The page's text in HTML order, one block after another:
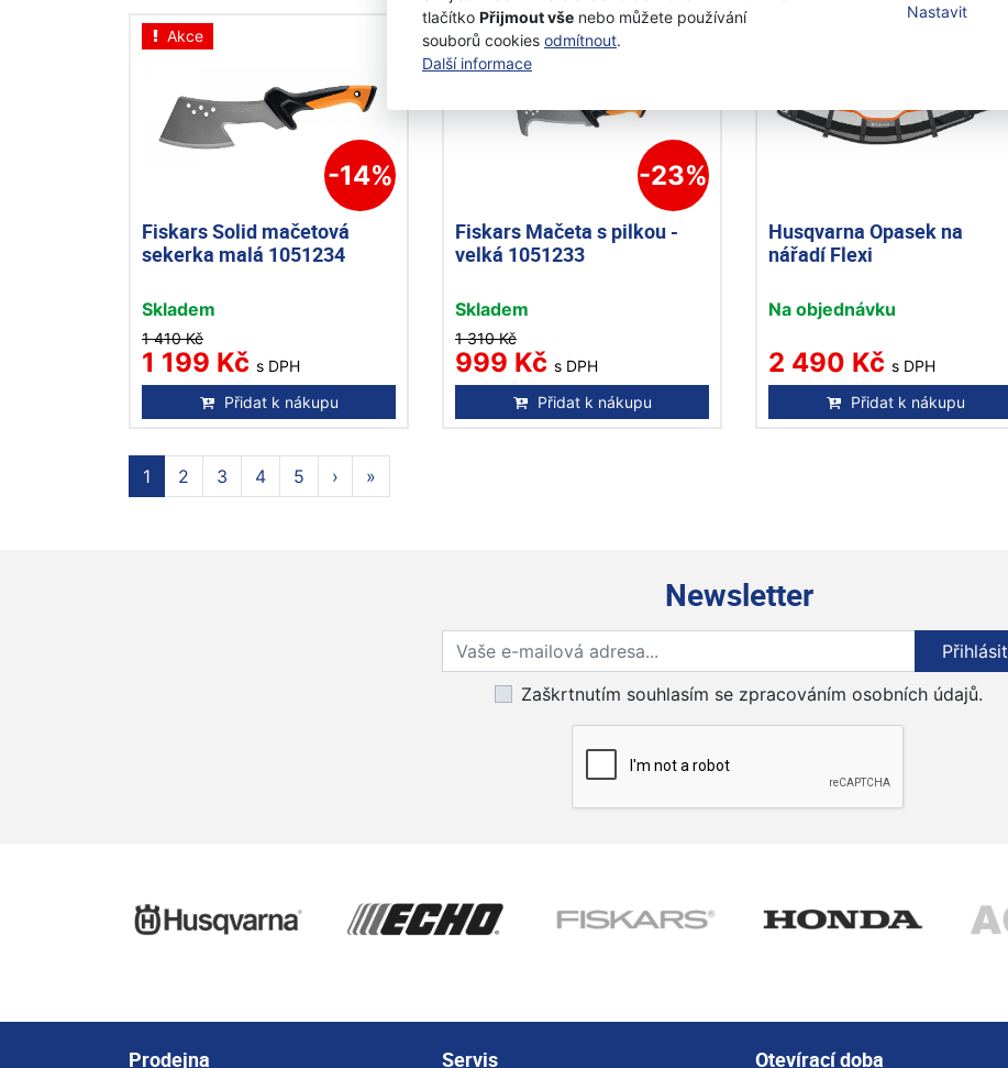
tlačítko Přijmout vše nebo můžete používání
souborů cookies odmítnout.
Další informace
Nastavit
Akce
-14%
Fiskars Solid mačetová
sekerka malá 1051234
Skladem
1 410 Kč
1 199 Kč s DPH
Přidat k nákupu
Akce
-23%
Fiskars Mačeta s pilkou -
velká 1051233
Skladem
1 310 Kč
999 Kč s DPH
Přidat k nákupu
Husqvarna Opasek na
nářadí Flexi
Na objednávku
2 490 Kč s DPH
Přidat k nákupu
1 2 3 4 5 › »
Newsletter
Přihlaste se k odběru novinek
Přihlásit
Zaškrtnutím souhlasím se zpracováním osobních údajů.
Prodejna Servis Otevírací doba